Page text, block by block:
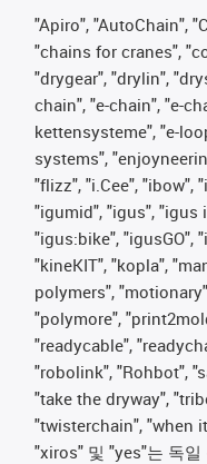
"Apiro", "AutoChain",
"chains for cranes",
"drygear", "drylin",
chain", "e-chain", "e-
kettensysteme", "e-
systems",
"flizz", "i.Cee", "ibow",
"igumid", "igus", "igus
"igus:bike", "igusGO",
"kineKIT", "kopla",
polymers",
"polymore",
"readycable",
"robolink", "Rohbot",
"take the dryway",
"twisterchain", "when
"xiros" 및 "yes"는 독